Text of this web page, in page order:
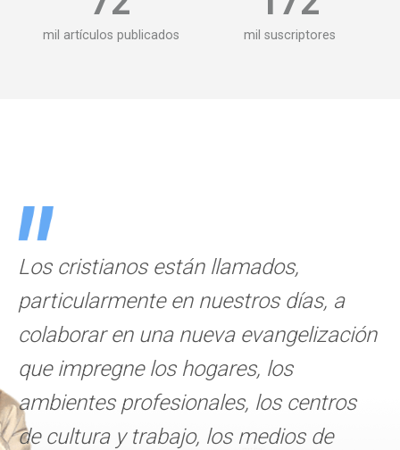
mil artículos publicados mil suscriptores
Los cristianos están llamados,
particularmente en nuestros días, a
colaborar en una nueva evangelización
que impregne los hogares, los
ambientes profesionales, los centros
de cultura y trabajo, los medios de